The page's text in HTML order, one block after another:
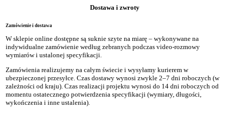
Dostawa i zwroty
Zamówienie i dostawa
W sklepie online dostępne są suknie szyte na miarę – wykonywane na
indywidualne zamówienie według zebranych podczas video-rozmowy
wymiarów i ustalonej specyfikacji.
Zamówienia realizujemy na całym świecie i wysyłamy kurierem w
ubezpieczonej przesyłce. Czas dostawy wynosi zwykle 2–7 dni roboczych (w
zależności od kraju). Czas realizacji projektu wynosi do 14 dni roboczych od
momentu ostatecznego potwierdzenia specyfikacji (wymiary, długości,
wykończenia i inne ustalenia).